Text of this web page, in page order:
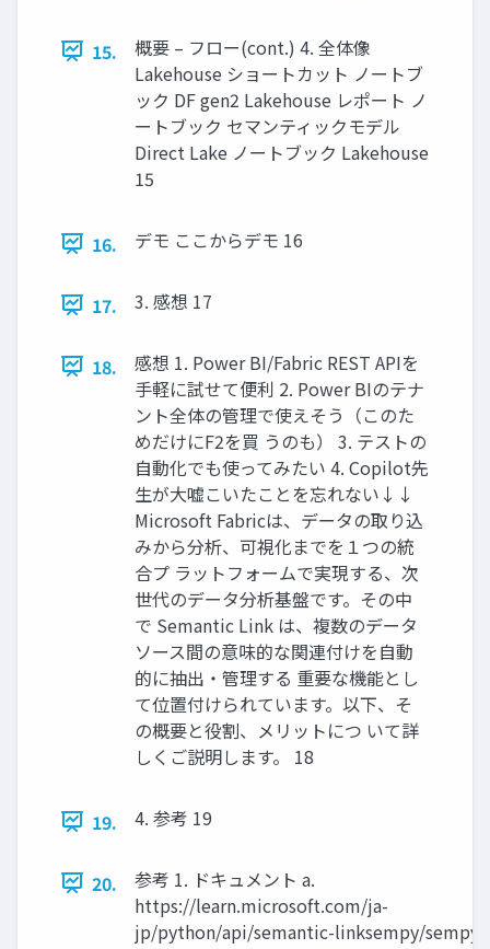
15.
概要 – フロー(cont.) 4. 全体像
Lakehouse ショートカット ノートブ
ック DF gen2 Lakehouse レポート ノ
ートブック セマンティックモデル
Direct Lake ノートブック Lakehouse
15
16. デモ ここからデモ 16
17. 3. 感想 17
18.
感想 1. Power BI/Fabric REST APIを
手軽に試せて便利 2. Power BIのテナ
ント全体の管理で使えそう（このた
めだけにF2を買 うのも） 3. テストの
自動化でも使ってみたい 4. Copilot先
生が大嘘こいたことを忘れない↓↓
Microsoft Fabricは、データの取り込
みから分析、可視化までを１つの統
合プ ラットフォームで実現する、次
世代のデータ分析基盤です。その中
で Semantic Link は、複数のデータ
ソース間の意味的な関連付けを自動
的に抽出・管理する 重要な機能とし
て位置付けられています。以下、そ
の概要と役割、メリットにつ いて詳
しくご説明します。 18
19. 4. 参考 19
20.
参考 1. ドキュメント a.
https://learn.microsoft.com/ja-
jp/python/api/semantic-linksempy/sempy?